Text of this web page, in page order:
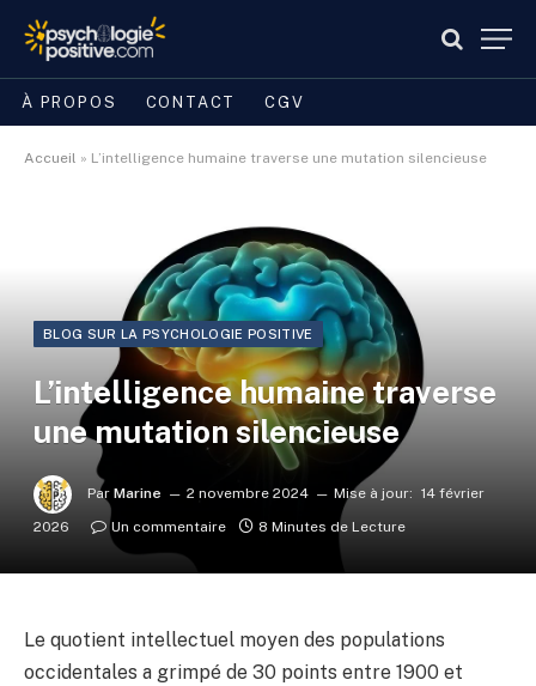
À PROPOS CONTACT CGV
Accueil » L’intelligence humaine traverse une mutation silencieuse
BLOG SUR LA PSYCHOLOGIE POSITIVE
L’intelligence humaine traverse
une mutation silencieuse
Par Marine 2 novembre 2024 Mise à jour: 14 février
2026
Un commentaire 8 Minutes de Lecture
Le quotient intellectuel moyen des populations
occidentales a grimpé de 30 points entre 1900 et